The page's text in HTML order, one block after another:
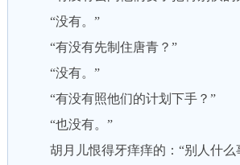
“没有。”
“有没有先制住唐青？”
“没有。”
“有没有照他们的计划下手？”
“也没有。”
胡月儿恨得牙痒痒的：“别人什么